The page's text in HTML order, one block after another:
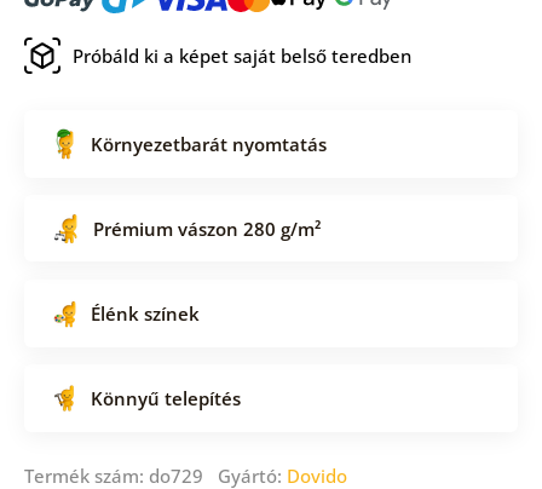
Próbáld ki a képet saját belső teredben
Környezetbarát nyomtatás
Prémium vászon 280 g/m²
Élénk színek
Könnyű telepítés
Termék szám: do729 Gyártó: Dovido